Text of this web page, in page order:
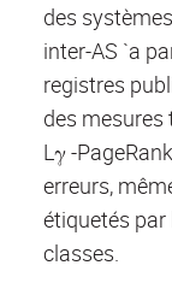
des
inter-AS `a
registres
des mesures
Lγ -
erreurs,
étiquetés par
classes.